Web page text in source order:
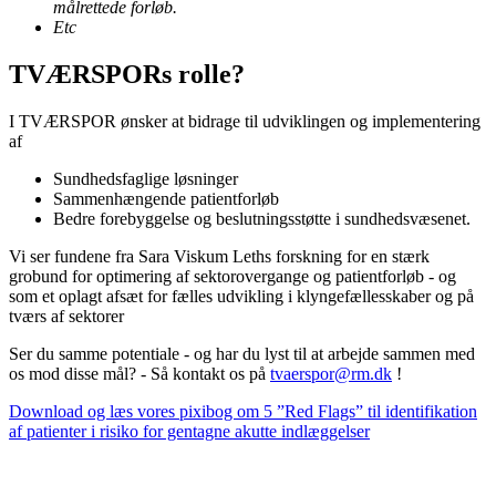
målrettede forløb.
Etc
TVÆRSPORs rolle?
I TVÆRSPOR ønsker at bidrage til udviklingen og implementering
af
Sundhedsfaglige løsninger
Sammenhængende patientforløb
Bedre forebyggelse og beslutningsstøtte i sundhedsvæsenet.
Vi ser fundene fra Sara Viskum Leths forskning for en stærk
grobund for optimering af sektorovergange og patientforløb - og
som et oplagt afsæt for fælles udvikling i klyngefællesskaber og på
tværs af sektorer
Ser du samme potentiale - og har du lyst til at arbejde sammen med
os mod disse mål? - Så kontakt os på tvaerspor@rm.dk !
Download og læs vores pixibog om 5 ”Red Flags” til identifikation
af patienter i risiko for gentagne akutte indlæggelser